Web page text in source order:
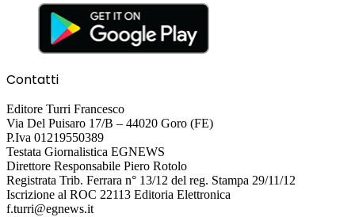
Contatti
Editore Turri Francesco
Via Del Puisaro 17/B – 44020 Goro (FE)
P.Iva 01219550389
Testata Giornalistica EGNEWS
Direttore Responsabile Piero Rotolo
Registrata Trib. Ferrara n° 13/12 del reg. Stampa 29/11/12
Iscrizione al ROC 22113 Editoria Elettronica
f.turri@egnews.it